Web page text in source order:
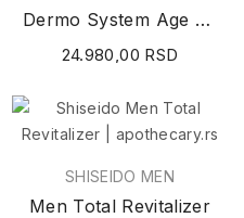
Dermo System Age Control Essentials
24.980,00 RSD
SHISEIDO MEN
Men Total Revitalizer